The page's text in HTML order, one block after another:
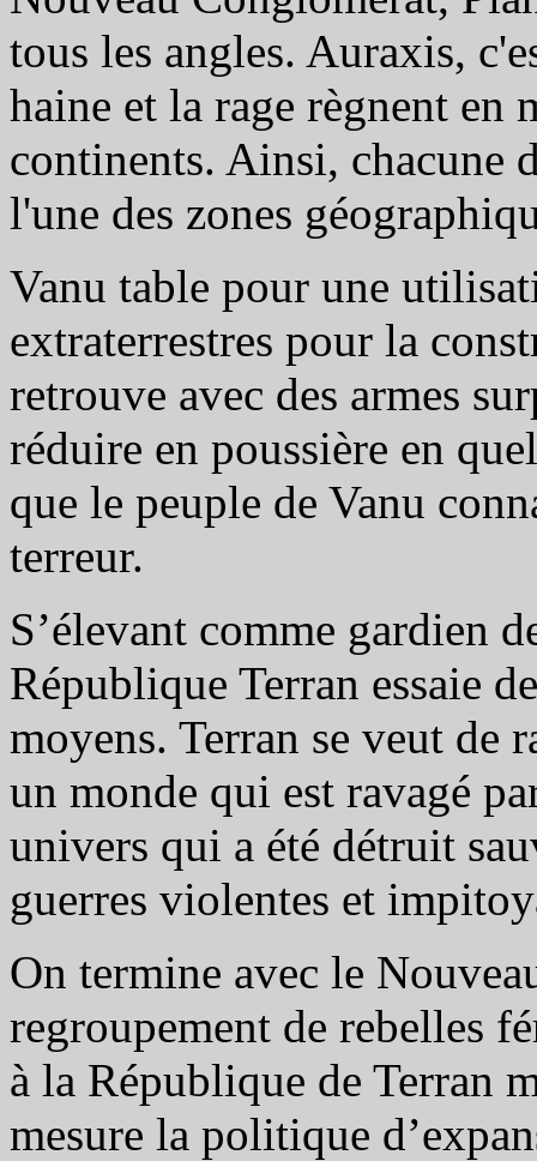
tous les angles. Auraxis,
haine et la rage règnent en
continents. Ainsi, chacune
l'une des zones
Vanu table pour une
extraterrestres pour la
retrouve avec des armes
réduire en poussière en
que le peuple de Vanu
terreur.
S’élevant comme gardien
République Terran essaie
moyens. Terran se veut de
un monde qui est ravagé
univers qui a été détruit
guerres violentes et
On termine avec le
regroupement de rebelles
à la République de Terran
mesure la politique